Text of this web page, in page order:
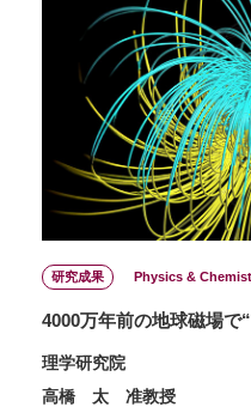
研究成果 Physics &
4000万年前の地球磁場で
理学研究院
高橋 太 准教授